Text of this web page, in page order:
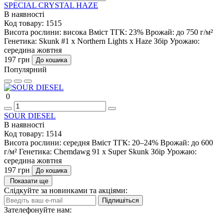
SPECIAL CRYSTAL HAZE
В наявності
Код товару: 1515
Висота рослини: висока Вміст ТГК: 23% Врожай: до 750 г/м²
Генетика: Skunk #1 x Northern Lights x Haze Збір Урожаю:
середина жовтня
197 грн
До кошика
Популярний
0
SOUR DIESEL
В наявності
Код товару: 1514
Висота рослини: середня Вміст ТГК: 20–24% Врожай: до 600
г/м² Генетика: Chemdawg 91 x Super Skunk Збір Урожаю:
середина жовтня
197 грн
До кошика
Показати ще
Слідкуйте за новинками та акціями:
Підпишіться
Зателефонуйте нам: